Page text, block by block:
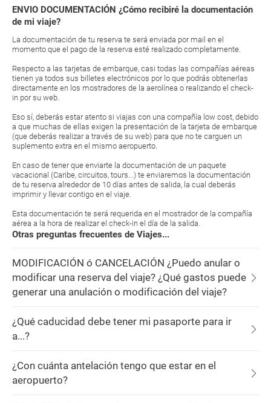
ENVIO DOCUMENTACIÓN ¿Cómo recibiré la documentación
de mi viaje?
La documentación de tu reserva te será enviada por mail en el
momento que el pago de la reserva esté realizado completamente.
Respecto a las tarjetas de embarque, casi todas las compañías aéreas
tienen ya todos sus billetes electrónicos por lo que podrás obtenerlas
directamente en los mostradores de la aerolínea o realizando el check-
in por su web.
Eso sí, deberás estar atento si viajas con una compañía low cost, debido
a que muchas de ellas exigen la presentación de la tarjeta de embarque
(que deberás realizar a través de su web) para que no te carguen un
suplemento extra en el mismo aeropuerto.
En caso de tener que enviarte la documentación de un paquete
vacacional (Caribe, circuitos, tours...) te enviaremos la documentación
de tu reserva alrededor de 10 días antes de salida, la cual deberás
imprimir y llevar contigo en el viaje.
Esta documentación te será requerida en el mostrador de la compañía
aérea a la hora de realizar el check-in el día de la salida.
Otras preguntas frecuentes de Viajes...
MODIFICACIÓN ó CANCELACIÓN ¿Puedo anular o
modificar una reserva del viaje? ¿Qué gastos puede
generar una anulación o modificación del viaje?
¿Qué caducidad debe tener mi pasaporte para ir
a...?
¿Con cuánta antelación tengo que estar en el
aeropuerto?